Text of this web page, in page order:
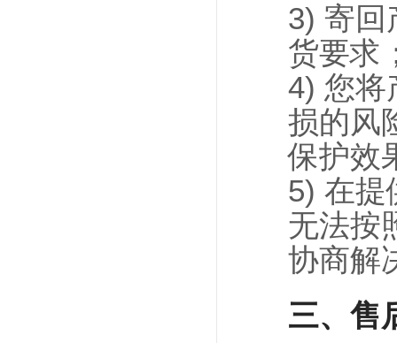
3) 寄回
货要求
4) 您将
损的风
保护效
5) 在提
无法按
协商解
三、售